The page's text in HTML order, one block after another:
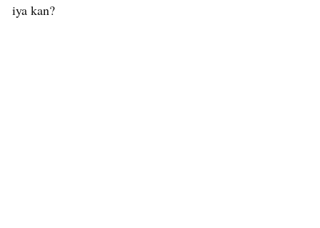
iya kan?